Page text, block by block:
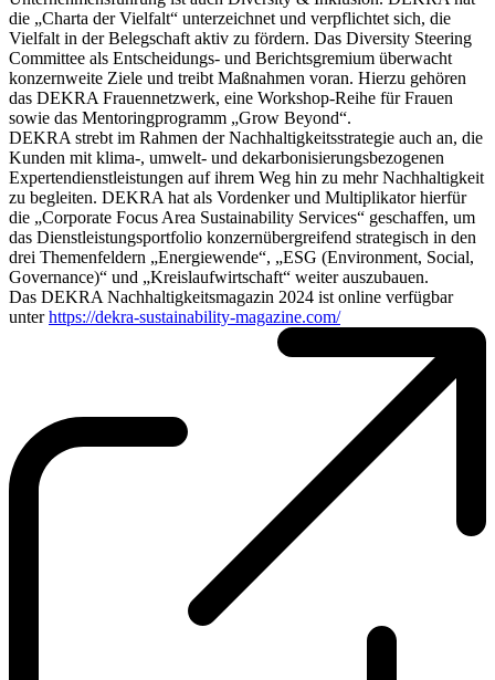
die „Charta der Vielfalt“ unterzeichnet und verpflichtet sich, die
Vielfalt in der Belegschaft aktiv zu fördern. Das Diversity Steering
Committee als Entscheidungs- und Berichtsgremium überwacht
konzernweite Ziele und treibt Maßnahmen voran. Hierzu gehören
das DEKRA Frauennetzwerk, eine Workshop-Reihe für Frauen
sowie das Mentoringprogramm „Grow Beyond“.
DEKRA strebt im Rahmen der Nachhaltigkeitsstrategie auch an, die
Kunden mit klima-, umwelt- und dekarbonisierungsbezogenen
Expertendienstleistungen auf ihrem Weg hin zu mehr Nachhaltigkeit
zu begleiten. DEKRA hat als Vordenker und Multiplikator hierfür
die „Corporate Focus Area Sustainability Services“ geschaffen, um
das Dienstleistungsportfolio konzernübergreifend strategisch in den
drei Themenfeldern „Energiewende“, „ESG (Environment, Social,
Governance)“ und „Kreislaufwirtschaft“ weiter auszubauen.
Das DEKRA Nachhaltigkeitsmagazin 2024 ist online verfügbar
unterhttps://dekra-sustainability-magazine.com/